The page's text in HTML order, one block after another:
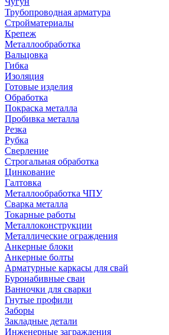
Трубопроводная арматура
Стройматериалы
Крепеж
Металлообработка
Вальцовка
Гибка
Изоляция
Готовые изделия
Обработка
Покраска металла
Пробивка металла
Резка
Рубка
Сверление
Строгальная обработка
Цинкование
Галтовка
Металлообработка ЧПУ
Сварка металла
Токарные работы
Металлоконструкции
Металлические ограждения
Анкерные блоки
Анкерные болты
Арматурные каркасы для свай
Буронабивные сваи
Ванночки для сварки
Гнутые профили
Заборы
Закладные детали
Инженерные заграждения